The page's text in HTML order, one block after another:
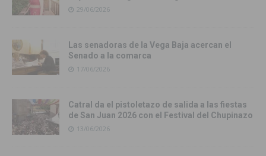
29/06/2026
Las senadoras de la Vega Baja acercan el
Senado a la comarca
17/06/2026
Catral da el pistoletazo de salida a las fiestas
de San Juan 2026 con el Festival del Chupinazo
13/06/2026